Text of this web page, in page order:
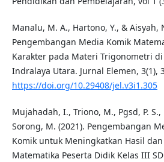
Manalu, M. A., Hartono, Y., & Aisyah,
Pengembangan Media Komik
Karakter pada Materi Trigonometri di
Indralaya Utara. Jurnal Elemen, 3(1),
https://doi.org/10.29408/jel.v3i1.305
Mujahadah, I., Triono, M., Pgsd, P.
Sorong, M. (2021). Pengembangan
Komik untuk Meningkatkan Hasil
Matematika Peserta Didik Kelas III